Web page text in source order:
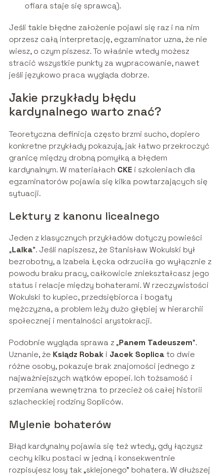
ofiara staje się sprawcą).
Jeśli takie błędne założenie pojawi się raz i na nim
oprzesz całą interpretację, egzaminator uzna, że nie
wiesz, o czym piszesz. To właśnie wtedy możesz
stracić wszystkie punkty za wypracowanie, nawet
jeśli językowo praca wygląda dobrze.
Jakie przykłady błędu
kardynalnego warto znać?
Teoretyczna definicja często brzmi sucho, dopiero
konkretne przykłady pokazują, jak łatwo przekroczyć
granicę między drobną pomyłką a błędem
kardynalnym. W materiałach CKE i szkoleniach dla
egzaminatorów pojawia się kilka powtarzających się
sytuacji.
Lektury z kanonu licealnego
Jeden z klasycznych przykładów dotyczy powieści
„Lalka”. Jeśli napiszesz, że Stanisław Wokulski był
bezrobotny, a Izabela Łęcka odrzuciła go wyłącznie z
powodu braku pracy, całkowicie zniekształcasz jego
status i relacje między bohaterami. W rzeczywistości
Wokulski to kupiec, przedsiębiorca i bogaty
mężczyzna, a problem leży dużo głębiej w hierarchii
społecznej i mentalności arystokracji.
Podobnie wygląda sprawa z „Panem Tadeuszem”.
Uznanie, że Ksiądz Robaki Jacek Soplicato dwie
różne osoby, pokazuje brak znajomości jednego z
najważniejszych wątków epopei. Ich tożsamość i
przemiana wewnętrzna to przecież oś całej historii
szlacheckiej rodziny Sopliców.
Mylenie bohaterów
Błąd kardynalny pojawia się też wtedy, gdy łączysz
cechy kilku postaci w jedną i konsekwentnie
rozpisujesz losy tak „sklejonego” bohatera. W dłuższej